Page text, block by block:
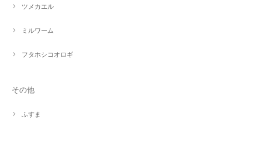
ツメカエル
ミルワーム
フタホシコオロギ
その他
ふすま